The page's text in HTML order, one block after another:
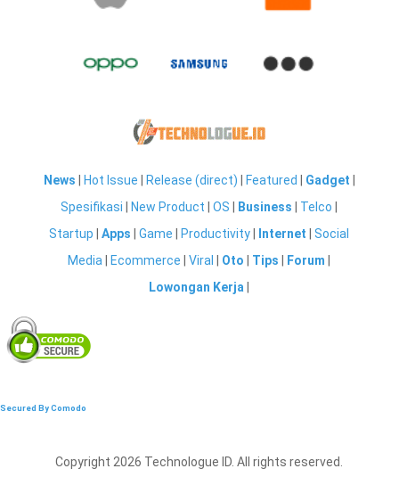
News Hot Issue Release (direct) Featured Gadget
Spesifikasi
New Product |OS Business Telco
Startup |Apps |Game Productivity Internet |Social
Media
Ecommerce |Viral Oto Tips Forum
Lowongan Kerja
Secured By Comodo
Copyright 2026 Technologue ID. All rights reserved.